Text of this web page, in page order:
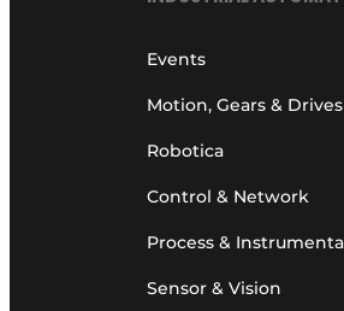
Events
Motion, Gears & Drives
Robotica
Control & Network
Process &
Sensor & Vision